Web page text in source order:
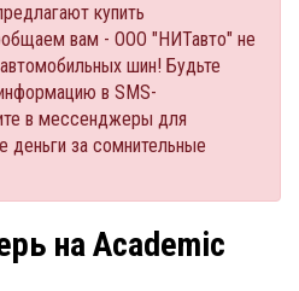
купить
вам - ООО "НИТавто" не
шин! Будьте
в SMS-
в мессенджеры для
деньги за сомнительные
на Academic